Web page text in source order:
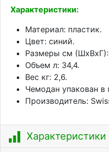
Характеристики:
Материал: пластик.
Цвет: синий.
Размеры см
Объем л: 34,4.
Вес кг: 2,6.
Чемодан упакован в
Производитель:
Характеристики